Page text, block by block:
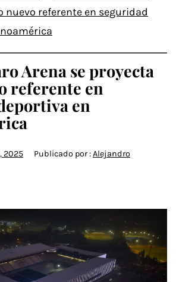
nuevo referente en seguridad
Arena se proyecta
referente en
en
2025 Publicado por :Alejandro